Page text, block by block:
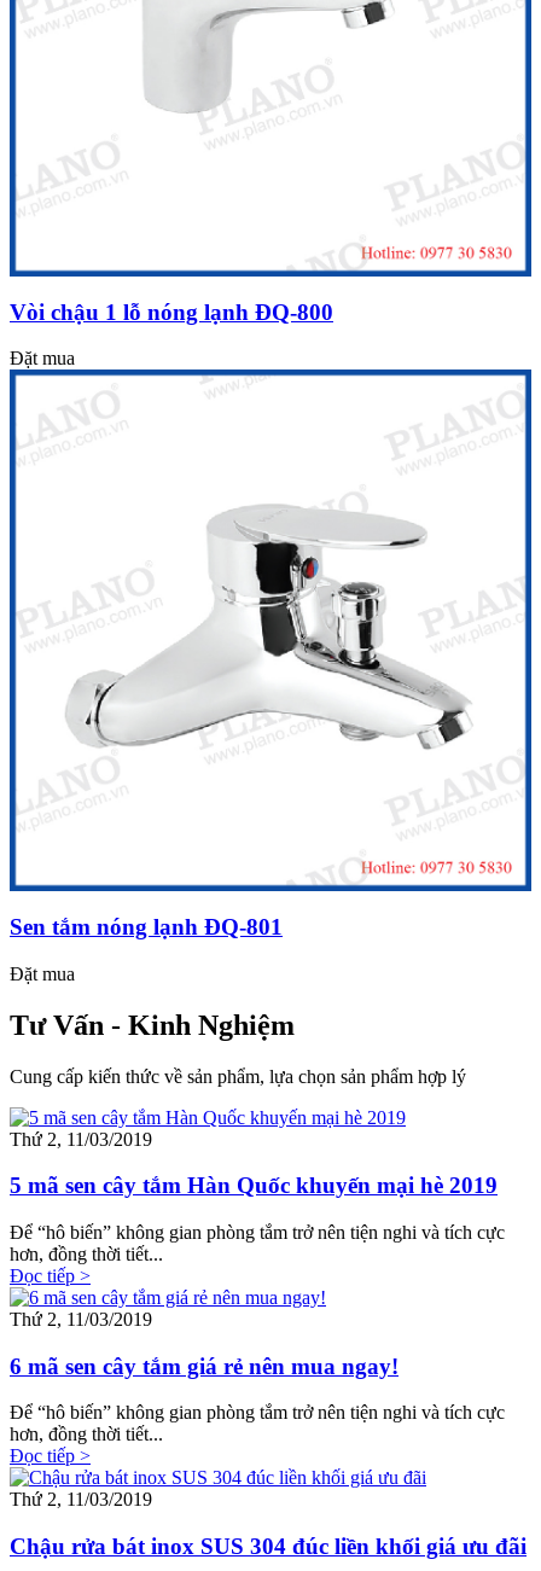
Vòi chậu 1 lỗ nóng lạnh ĐQ-800
Đặt mua
Sen tắm nóng lạnh ĐQ-801
Đặt mua
Tư Vấn - Kinh Nghiệm
Cung cấp kiến thức về sản phẩm, lựa chọn sản phẩm hợp lý
Thứ 2, 11/03/2019
5 mã sen cây tắm Hàn Quốc khuyến mại hè 2019
Để “hô biến” không gian phòng tắm trở nên tiện nghi và tích cực
hơn, đồng thời tiết...
Đọc tiếp >
Thứ 2, 11/03/2019
6 mã sen cây tắm giá rẻ nên mua ngay!
Để “hô biến” không gian phòng tắm trở nên tiện nghi và tích cực
hơn, đồng thời tiết...
Đọc tiếp >
Thứ 2, 11/03/2019
Chậu rửa bát inox SUS 304 đúc liền khối giá ưu đãi